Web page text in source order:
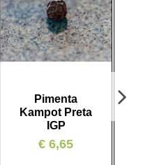
Pimenta
Kampot Preta
IGP
€ 6,65